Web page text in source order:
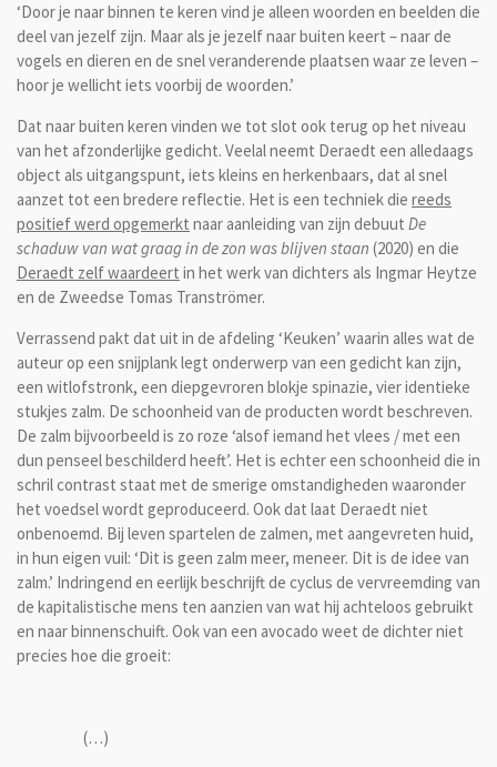
‘Door je naar binnen te keren vind je alleen woorden en beelden die
deel van jezelf zijn. Maar als je jezelf naar buiten keert – naar de
vogels en dieren en de snel veranderende plaatsen waar ze leven –
hoor je wellicht iets voorbij de woorden.’
Dat naar buiten keren vinden we tot slot ook terug op het niveau
van het afzonderlijke gedicht. Veelal neemt Deraedt een alledaags
object als uitgangspunt, iets kleins en herkenbaars, dat al snel
aanzet tot een bredere reflectie. Het is een techniek die reeds
positief werd opgemerkt naar aanleiding van zijn debuut De
schaduw van wat graag in de zon was blijven staan (2020) en die
Deraedt zelf waardeert in het werk van dichters als Ingmar Heytze
en de Zweedse Tomas Tranströmer.
Verrassend pakt dat uit in de afdeling ‘Keuken’ waarin alles wat de
auteur op een snijplank legt onderwerp van een gedicht kan zijn,
een witlofstronk, een diepgevroren blokje spinazie, vier identieke
stukjes zalm. De schoonheid van de producten wordt beschreven.
De zalm bijvoorbeeld is zo roze ‘alsof iemand het vlees / met een
dun penseel beschilderd heeft’. Het is echter een schoonheid die in
schril contrast staat met de smerige omstandigheden waaronder
het voedsel wordt geproduceerd. Ook dat laat Deraedt niet
onbenoemd. Bij leven spartelen de zalmen, met aangevreten huid,
in hun eigen vuil: ‘Dit is geen zalm meer, meneer. Dit is de idee van
zalm.’ Indringend en eerlijk beschrijft de cyclus de vervreemding van
de kapitalistische mens ten aanzien van wat hij achteloos gebruikt
en naar binnenschuift. Ook van een avocado weet de dichter niet
precies hoe die groeit:
(…)